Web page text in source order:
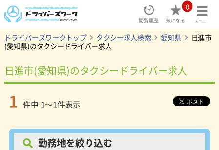
閲覧履歴
0
気になる メニュー
ドライバーズワークトップ タクシー求人検索 愛知県
日進市
(愛知県)のタクシードライバー求人
日進市(愛知県)のタクシードライバー求人
1 件中 1～1件表示
勤務地を絞り込む